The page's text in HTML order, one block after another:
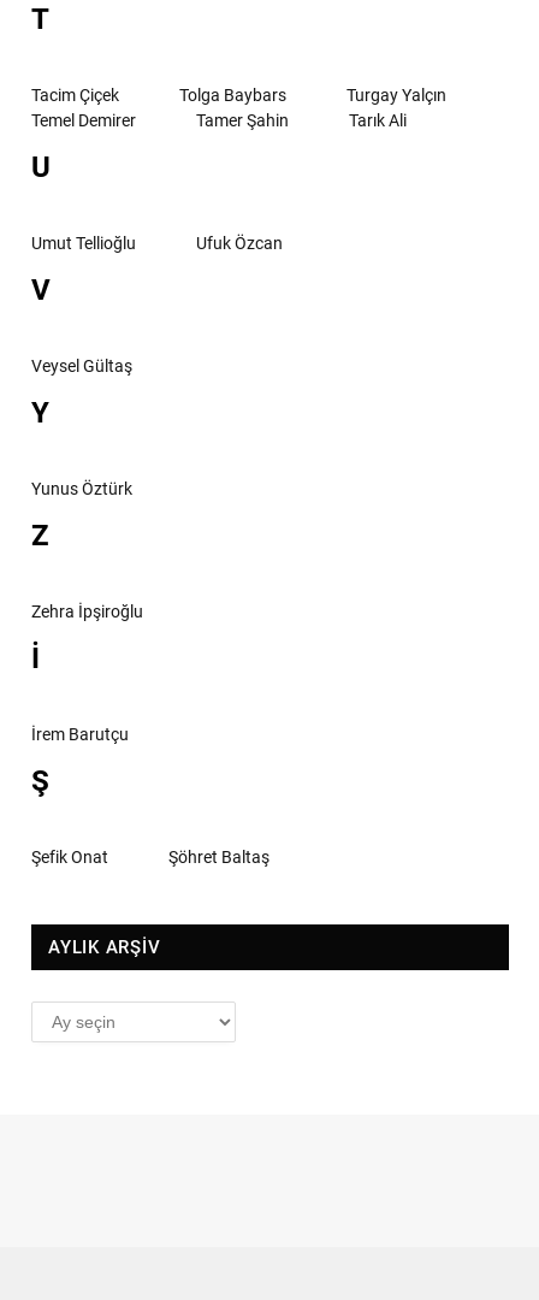
T
Tacim Çiçek Tolga Baybars
Turgay Yalçın
Temel Demirer
Tamer Şahin Tarık Ali
U
Umut Tellioğlu Ufuk Özcan
V
Veysel Gültaş
Y
Yunus Öztürk
Z
Zehra İpşiroğlu
İ
İrem Barutçu
Ş
Şefik Onat Şöhret Baltaş
AYLIK ARŞİV
AYLIK
ARŞİV